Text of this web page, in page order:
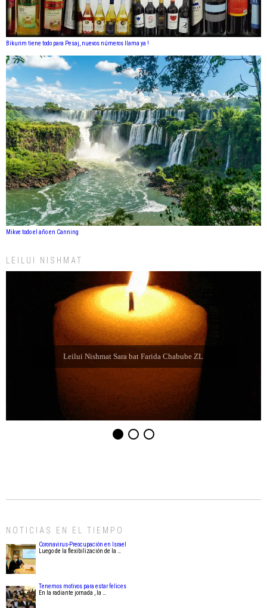
Bikurim tiene todo para Pesaj, nuevos números llama ya !
Mikve todo el año en Canning
LEILUI NISHMAT
Leilui Nishmat Refael Shelomo ben Latife Selem ZL
NOTICIAS EN EL TIEMPO
Coronavirus-Preocupación en Israel
Luego de la flexibilización de la …
Tenemos motivos para estar felices
En la radiante jornada , la …